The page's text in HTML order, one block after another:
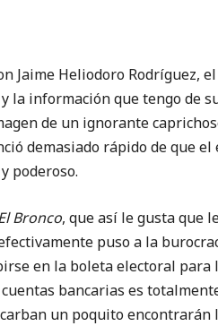
Heliodoro Rodríguez, el
la información que tengo de
de un ignorante
demasiado rápido de que
poderoso.
Bronco, que así le gusta que
puso a la
en la boleta electoral
bancarias es
un poquito